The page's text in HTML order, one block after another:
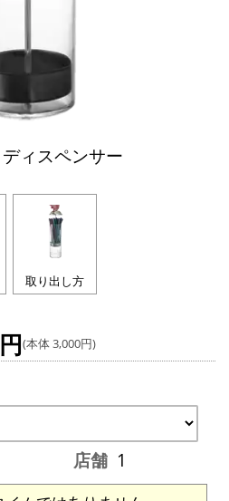
ィスペンサー
取り出し方
(本体 3,000円)
店舗 1